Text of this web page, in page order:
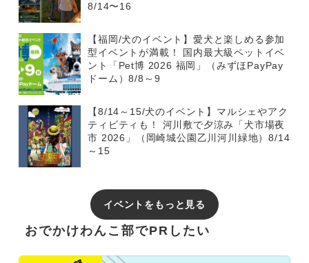
8/14〜16
【福岡/犬のイベント】愛犬と楽しめる参加
型イベントが満載！ 国内最大級ペットイベ
ント「Pet博 2026 福岡」（みずほPayPay
ドーム）8/8～9
【8/14～15/犬のイベント】マルシェやアク
ティビティも！ 河川敷で夕涼み「犬市場夜
市 2026」（岡崎城公園乙川河川緑地）8/14
～15
イベントをもっと見る
おでかけわんこ部でPRしたい